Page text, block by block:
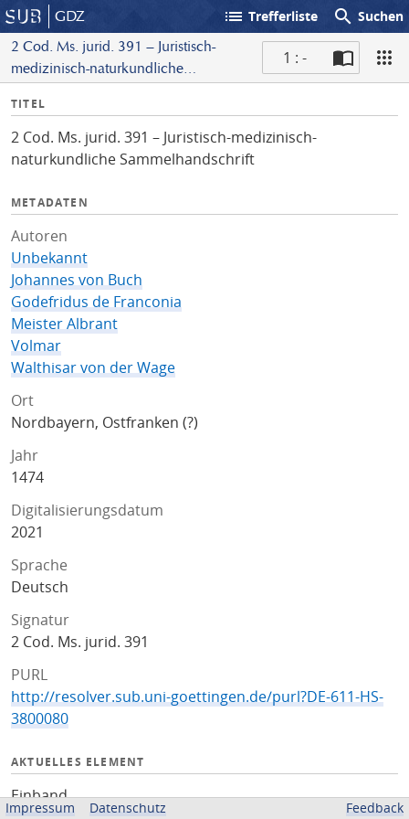
GDZ list Trefferliste search Suchen
2 Cod. Ms. jurid. 391 – Juristisch-
medizinisch-naturkundliche
1 : -
I
f
o
TITEL
2 Cod. Ms. jurid. 391 – Juristisch-medizinisch-
naturkundliche Sammelhandschrift
METADATEN
Autoren
Unbekannt
Johannes von Buch
Godefridus de Franconia
Meister Albrant
Volmar
Walthisar von der Wage
Ort
Nordbayern, Ostfranken (?)
Jahr
1474
Digitalisierungsdatum
2021
Sprache
Deutsch
Signatur
2 Cod. Ms. jurid. 391
PURL
http://resolver.sub.uni-goettingen.de/purl?DE-611-HS-
3800080
AKTUELLES ELEMENT
Einband
Impressum Datenschutz Feedback